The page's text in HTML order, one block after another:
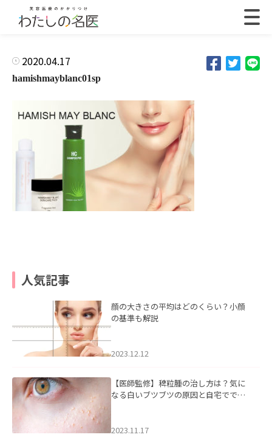
2020.04.17
hamishmayblanc01sp
人気記事
顔の大きさの平均はどのくらい？小顔
の基準も解説
2023.12.12
【医師監修】稗粒腫の治し方は？気に
なる白いブツブツの原因と自宅ででき
2023.11.17